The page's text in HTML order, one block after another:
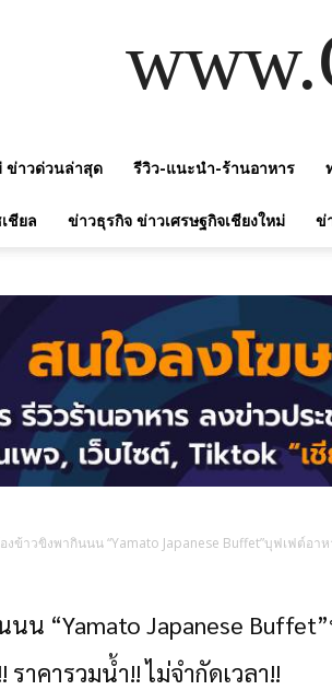
ข่าวด่วนล่าสุด รีวิว-แนะนำ-ร้านอาหาร
ชียล ข่าวธุรกิจ ข่าวเศรษฐกิจเชียงใหม่ ข่
งข้าวขิงพากินนน “Yamato Japanese Buffet”บุฟเฟต์อ
นน “Yamato Japanese
ราคารวมน้ำ!! ไม่จำกัดเวลา!!